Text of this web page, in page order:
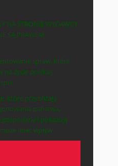
NA STRONIE WYDAWCY
SĄ PRAWEM
spraw, które
na życie polskiej
które przybliżają
państwa,
gospodarki i pokazują
mieć wpływ.